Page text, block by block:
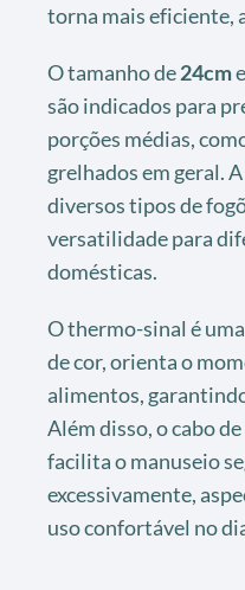
torna mais eficiente,
O tamanho de24cm
são indicados para
porções médias,
grelhados em geral.
diversos tipos de
versatilidade para
domésticas.
O thermo-sinal é
de cor, orienta o
alimentos,
Além disso, o cabo
facilita o manuseio
excessivamente,
uso confortável no